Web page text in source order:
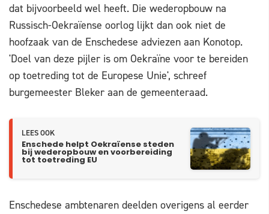
dat bijvoorbeeld wel heeft. Die wederopbouw na
Russisch-Oekraïense oorlog lijkt dan ook niet de
hoofzaak van de Enschedese adviezen aan Konotop.
'Doel van deze pijler is om Oekraïne voor te bereiden
op toetreding tot de Europese Unie', schreef
burgemeester Bleker aan de gemeenteraad.
LEES OOK
Enschede helpt Oekraïense steden
bij wederopbouw en voorbereiding
tot toetreding EU
Enschedese ambtenaren deelden overigens al eerder